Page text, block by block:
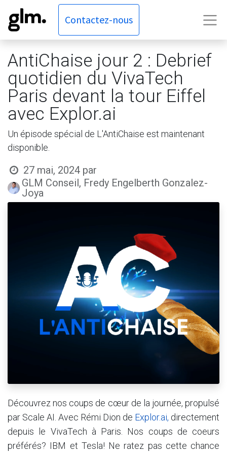
Contactez-nous
AntiChaise jour 2 : Debrief
quotidien du VivaTech
Paris devant la tour Eiffel
avec Explor.ai
Un épisode spécial de L'AntiChaise est maintenant
disponible.
27 mai, 2024 par
GLM Conseil, Fredy Engelberth Gonzalez-
Joya
Découvrez nos coups de cœur de la journée, propulsé
par Scale AI. Avec Rémi Dion de Explor.ai, directement
depuis le VivaTech à Paris. Nos coups de coeurs
préférés? IBM et Tesla! Ne ratez pas cette chance